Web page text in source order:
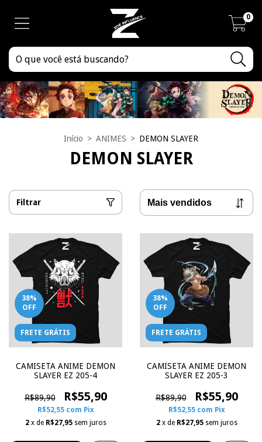
0
Início > ANIMES > DEMON SLAYER
DEMON SLAYER
Filtrar
38%
OFF
FRETE GRÁTIS
CAMISETA ANIME DEMON
SLAYER EZ 205-4
R$89,90 R$55,90
R$52,55 com Pix
2 x de R$27,95 sem juros
38%
OFF
FRETE GRÁTIS
CAMISETA ANIME DEMON
SLAYER EZ 205-3
R$89,90 R$55,90
R$52,55 com Pix
2 x de R$27,95 sem juros